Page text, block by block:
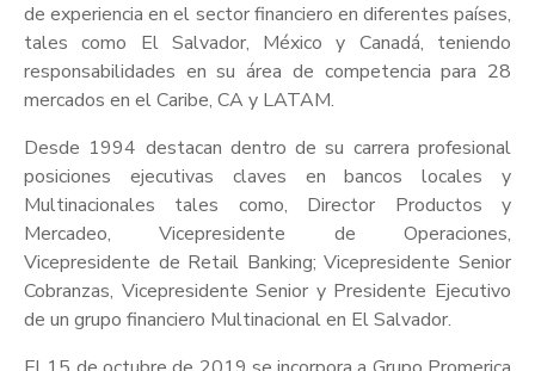
de experiencia en el sector financiero en diferentes países,
tales como El Salvador, México y Canadá, teniendo
responsabilidades en su área de competencia para 28
mercados en el Caribe, CA y LATAM.
Desde 1994 destacan dentro de su carrera profesional
posiciones ejecutivas claves en bancos locales y
Multinacionales tales como, Director Productos y
Mercadeo, Vicepresidente de Operaciones,
Vicepresidente de Retail Banking; Vicepresidente Senior
Cobranzas, Vicepresidente Senior y Presidente Ejecutivo
de un grupo financiero Multinacional en El Salvador.